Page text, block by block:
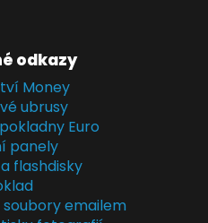
odkazy
Money
ubrusy
Euro
panely
a flashdisky
emailem